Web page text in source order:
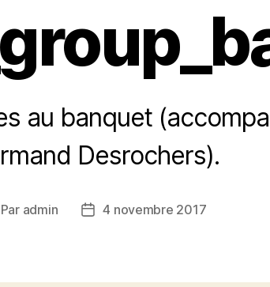
au banquet
Desrochers).
Par admin
Date4 novembre 2017